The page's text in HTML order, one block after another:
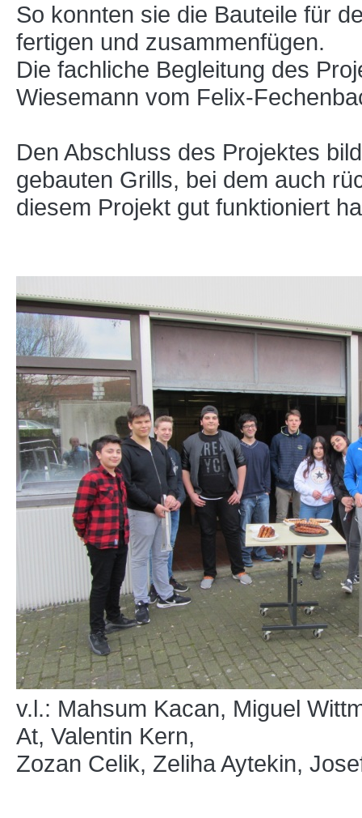
So konnten sie die Bauteile für
fertigen und zusammenfügen.
Die fachliche Begleitung des
Wiesemann vom Felix-
Den Abschluss des Projektes
gebauten Grills, bei dem auch
diesem Projekt gut funktioniert
v.l.: Mahsum Kacan, Miguel
At, Valentin Kern,
Zozan Celik, Zeliha Aytekin,